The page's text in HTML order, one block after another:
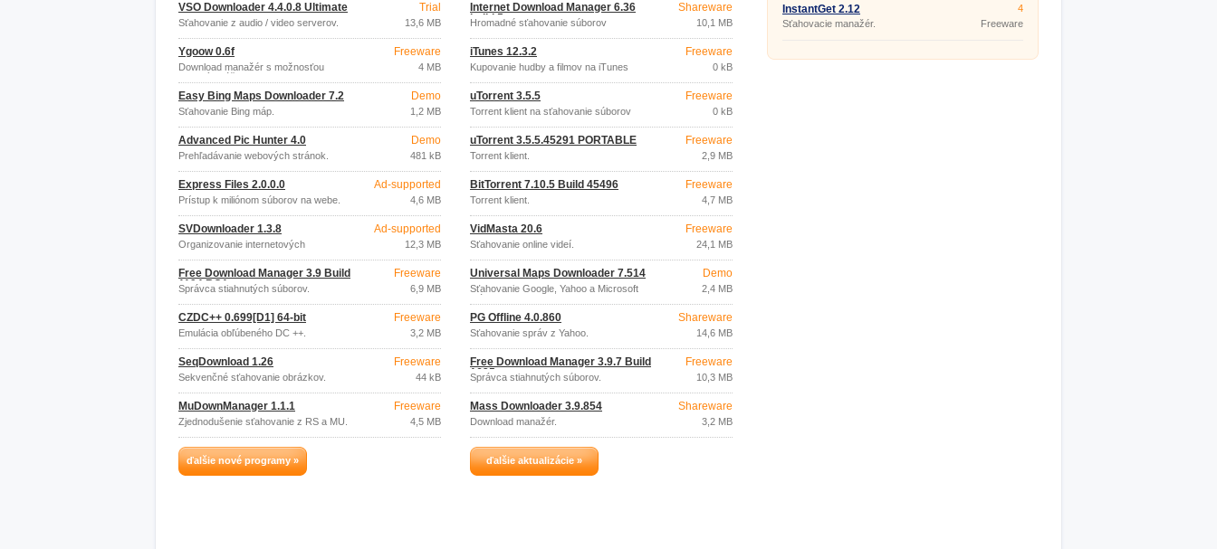
VSO Downloader 4.4.0.8 Ultimate
Sťahovanie z audio / video serverov.
Trial
13,6 MB
Ygoow 0.6f
Download manažér s možnosťou
viacerých účtov.
Freeware
4 MB
Easy Bing Maps Downloader 7.2
Sťahovanie Bing máp.
Demo
1,2 MB
Advanced Pic Hunter 4.0
Prehľadávanie webových stránok.
Demo
481 kB
Express Files 2.0.0.0
Prístup k miliónom súborov na webe.
Ad-supported
4,6 MB
SVDownloader 1.3.8
Organizovanie internetových
Ad-supported
12,3 MB
Free Download Manager 3.9 Build
1194 RC1
Správca stiahnutých súborov.
Freeware
6,9 MB
CZDC++ 0.699[D1] 64-bit
Emulácia obľúbeného DC ++.
Freeware
3,2 MB
SeqDownload 1.26
Sekvenčné sťahovanie obrázkov.
Freeware
44 kB
MuDownManager 1.1.1
Zjednodušenie sťahovanie z RS a MU.
Freeware
4,5 MB
ďalšie nové programy »
Internet Download Manager 6.36
build 5
Hromadné sťahovanie súborov
Shareware
10,1 MB
iTunes 12.3.2
Kupovanie hudby a filmov na iTunes
Freeware
0 kB
uTorrent 3.5.5
Torrent klient na sťahovanie súborov
Freeware
0 kB
uTorrent 3.5.5.45291 PORTABLE
Torrent klient.
Freeware
2,9 MB
BitTorrent 7.10.5 Build 45496
Torrent klient.
Freeware
4,7 MB
VidMasta 20.6
Sťahovanie online videí.
Freeware
24,1 MB
Universal Maps Downloader 7.514
Sťahovanie Google, Yahoo a Microsoft
máp.
Demo
2,4 MB
PG Offline 4.0.860
Sťahovanie správ z Yahoo.
Shareware
14,6 MB
Free Download Manager 3.9.7 Build
1625
Správca stiahnutých súborov.
Freeware
10,3 MB
Mass Downloader 3.9.854
Download manažér.
Shareware
3,2 MB
ďalšie aktualizácie »
InstantGet 2.12
Sťahovacie manažér.
4
Freeware